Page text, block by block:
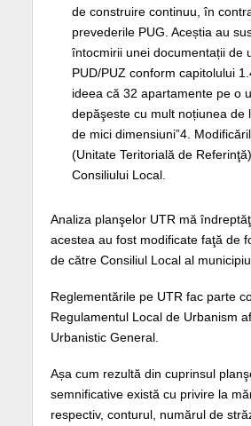
de construire continuu, în
prevederile PUG. Aceștia au
întocmirii unei documentații de
PUD/PUZ conform capitolului
ideea că 32 apartamente pe o
depăşeste cu mult noțiunea de
de mici dimensiuni”4.
(Unitate Teritorială de
Consiliului Local.
Analiza planşelor UTR mă
acestea au fost modificate faţă de
de către Consiliul Local al
Reglementările pe UTR fac parte
Regulamentul Local de Urbanism
Urbanistic General.
Așa cum rezultă din cuprinsul
semnificative există cu privire la
respectiv, conturul, numărul de